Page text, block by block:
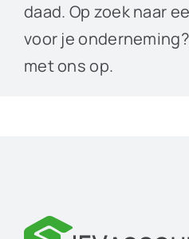
daad. Op zoek naar
voor je
met ons op.